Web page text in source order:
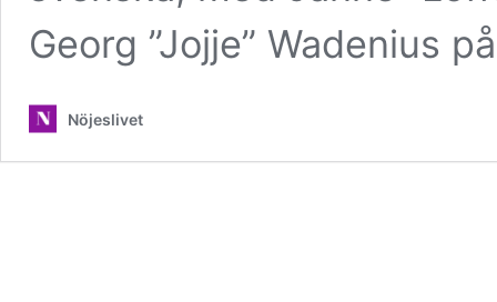
Georg ”Jojje” Wadenius
Nöjeslivet